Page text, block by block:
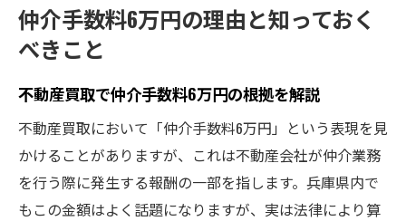
仲介手数料6万円の理由と知っておく
べきこと
不動産買取で仲介手数料6万円の根拠を解説
不動産買取において「仲介手数料6万円」という表現を見
かけることがありますが、これは不動産会社が仲介業務
を行う際に発生する報酬の一部を指します。兵庫県内で
もこの金額はよく話題になりますが、実は法律により算